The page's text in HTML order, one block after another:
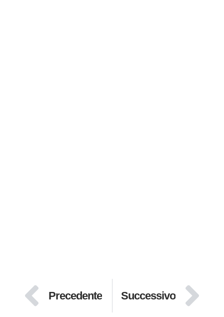
Precedente Successivo